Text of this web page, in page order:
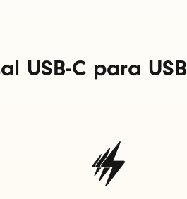
USB-C para